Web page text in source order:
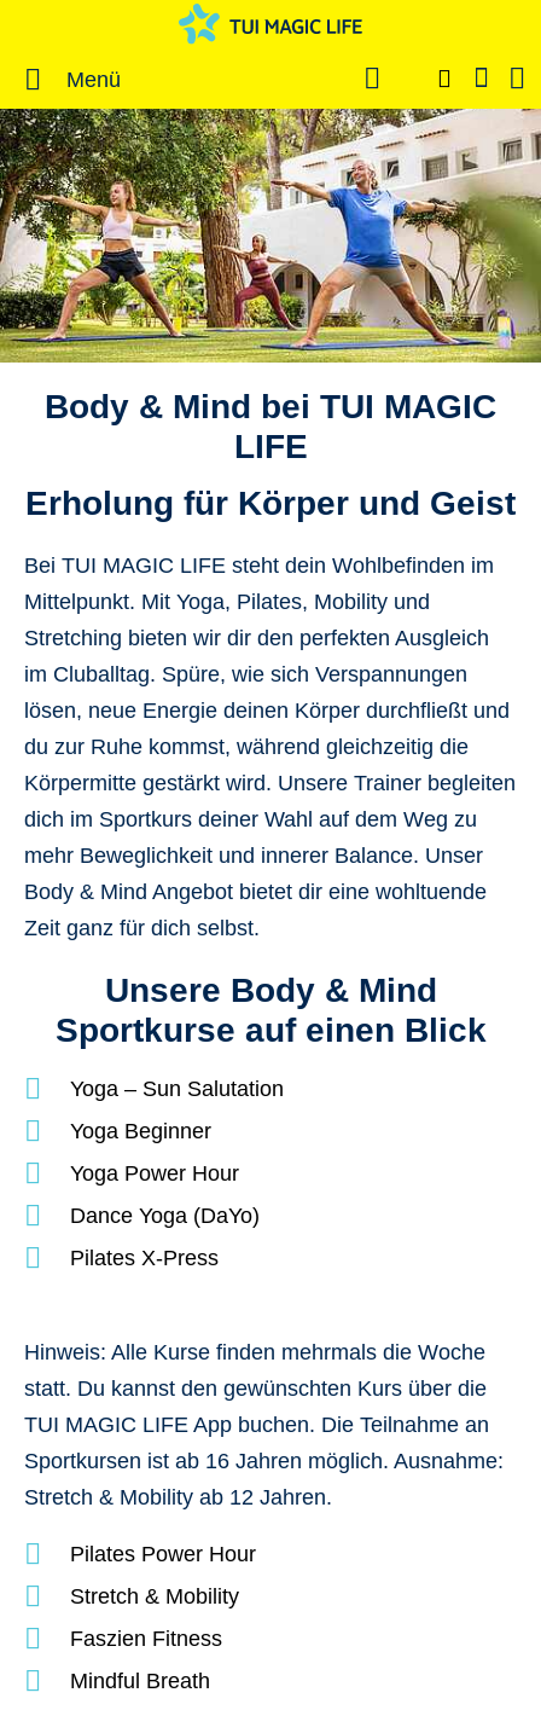
Menü
Body & Mind bei TUI MAGIC
LIFE
Erholung für Körper und Geist
Bei TUI MAGIC LIFE steht dein Wohlbefinden im
Mittelpunkt. Mit Yoga, Pilates, Mobility und
Stretching bieten wir dir den perfekten Ausgleich
im Cluballtag. Spüre, wie sich Verspannungen
lösen, neue Energie deinen Körper durchfließt und
du zur Ruhe kommst, während gleichzeitig die
Körpermitte gestärkt wird. Unsere Trainer begleiten
dich im Sportkurs deiner Wahl auf dem Weg zu
mehr Beweglichkeit und innerer Balance. Unser
Body & Mind Angebot bietet dir eine wohltuende
Zeit ganz für dich selbst.
Unsere Body & Mind
Sportkurse auf einen Blick
Yoga – Sun Salutation
Yoga Beginner
Yoga Power Hour
Dance Yoga (DaYo)
Pilates X-Press
Hinweis: Alle Kurse finden mehrmals die Woche
statt. Du kannst den gewünschten Kurs über die
TUI MAGIC LIFE App buchen. Die Teilnahme an
Sportkursen ist ab 16 Jahren möglich. Ausnahme:
Stretch & Mobility ab 12 Jahren.
Pilates Power Hour
Stretch & Mobility
Faszien Fitness
Mindful Breath